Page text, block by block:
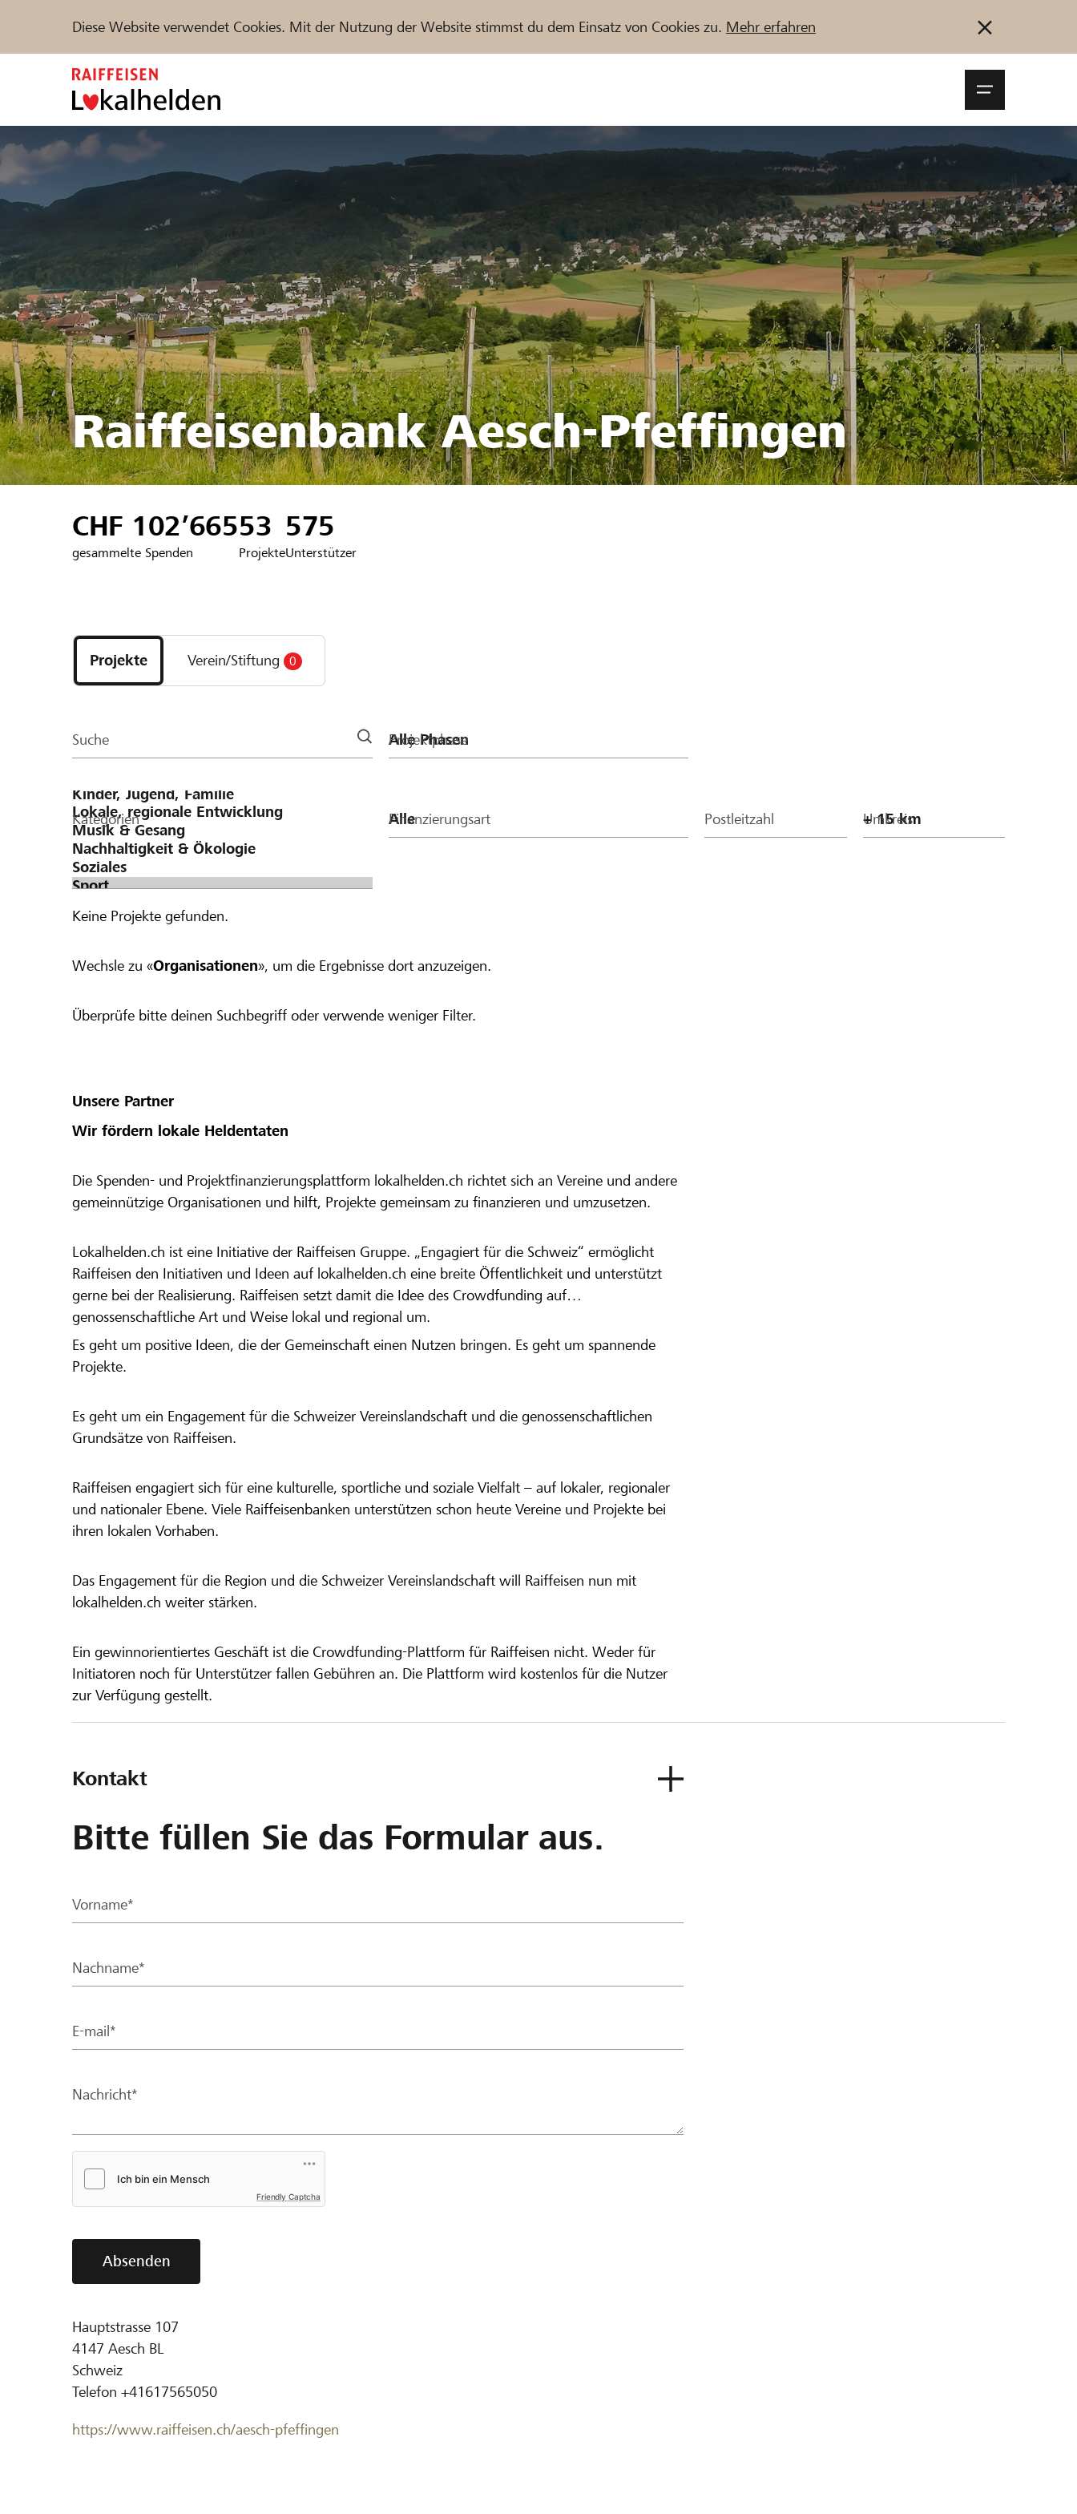
Diese Website verwendet Cookies. Mit der Nutzung der Website stimmst du dem Einsatz von Cookies zu. Mehr erfahren
Unterstützen Partner / Raiffeisenbank Anmelden Registrieren
Projekte und Organisationen finden Jetzt starten
DE FR IT
Raiffeisenbank Aesch-Pfeffingen
CHF 102’665
gesammelte Spenden
53
Projekte
575
Unterstützer
Projekte
und
Organisationen
Projekte Verein/Stiftung 0
Suche Projektphase
Kategorien Finanzierungsart Postleitzahl Umkreis
Keine Projekte gefunden.
Wechsle zu «Organisationen», um die Ergebnisse dort anzuzeigen.
Überprüfe bitte deinen Suchbegriff oder verwende weniger Filter.
Unsere Partner
Wir fördern lokale Heldentaten
Die Spenden- und Projektfinanzierungsplattform lokalhelden.ch richtet sich an Vereine und andere
gemeinnützige Organisationen und hilft, Projekte gemeinsam zu finanzieren und umzusetzen.
Lokalhelden.ch ist eine Initiative der Raiffeisen Gruppe. „Engagiert für die Schweiz“ ermöglicht
Raiffeisen den Initiativen und Ideen auf lokalhelden.ch eine breite Öffentlichkeit und unterstützt
gerne bei der Realisierung. Raiffeisen setzt damit die Idee des Crowdfunding auf
genossenschaftliche Art und Weise lokal und regional um.
Es geht um positive Ideen, die der Gemeinschaft einen Nutzen bringen. Es geht um spannende
Projekte.
Es geht um ein Engagement für die Schweizer Vereinslandschaft und die genossenschaftlichen
Grundsätze von Raiffeisen.
Raiffeisen engagiert sich für eine kulturelle, sportliche und soziale Vielfalt – auf lokaler, regionaler
und nationaler Ebene. Viele Raiffeisenbanken unterstützen schon heute Vereine und Projekte bei
ihren lokalen Vorhaben.
Das Engagement für die Region und die Schweizer Vereinslandschaft will Raiffeisen nun mit
lokalhelden.ch weiter stärken.
Ein gewinnorientiertes Geschäft ist die Crowdfunding-Plattform für Raiffeisen nicht. Weder für
Initiatoren noch für Unterstützer fallen Gebühren an. Die Plattform wird kostenlos für die Nutzer
zur Verfügung gestellt.
Kontakt
Bitte füllen Sie das Formular aus.
Vorname*
Nachname*
E-mail*
Nachricht*
Friendly Captcha
Absenden
Hauptstrasse 107
4147 Aesch BL
Schweiz
Telefon +41617565050
https://www.raiffeisen.ch/aesch-pfeffingen